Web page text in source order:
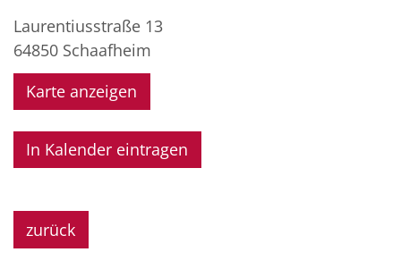
Laurentiusstraße 13
64850 Schaafheim
Karte anzeigen
In Kalender eintragen
zurück